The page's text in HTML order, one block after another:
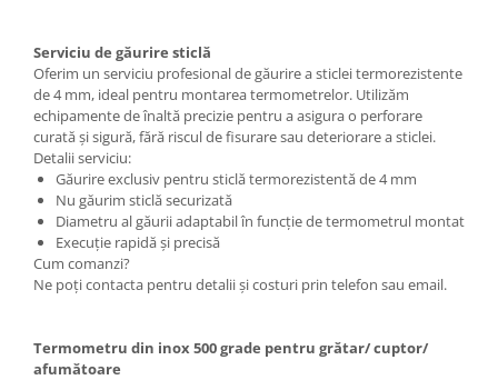
Serviciu de găurire sticlă
Oferim un serviciu profesional de găurire a sticlei termorezistente
de 4 mm, ideal pentru montarea termometrelor. Utilizăm
echipamente de înaltă precizie pentru a asigura o perforare
curată și sigură, fără riscul de fisurare sau deteriorare a sticlei.
Detalii serviciu:
Găurire exclusiv pentru sticlă termorezistentă de 4 mm
Nu găurim sticlă securizată
Diametru al găurii adaptabil în funcție de termometrul montat
Execuție rapidă și precisă
Cum comanzi?
Ne poți contacta pentru detalii și costuri prin telefon sau email.
Termometru din inox 500 grade pentru grătar/ cuptor/
afumătoare